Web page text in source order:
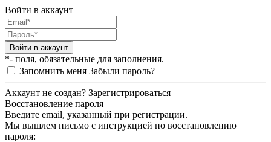
Войти в аккаунт
Войти в аккаунт
*- поля, обязательные для заполнения.
Запомнить меня Забыли пароль?
Аккаунт не создан? Зарегистрироваться
Восстановление пароля
Введите email, указанный при регистрации.
Мы вышлем письмо с инструкцией по восстановлению
пароля: